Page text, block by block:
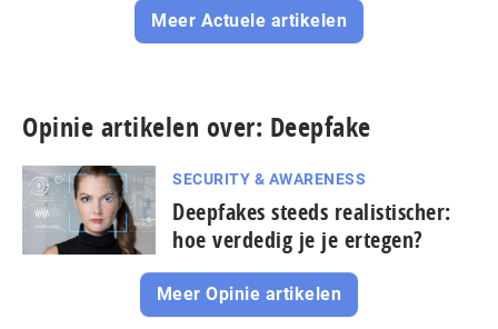
Meer Actuele artikelen
Opinie artikelen over: Deepfake
SECURITY & AWARENESS
Deepfakes steeds re­a­lis­ti­scher:
hoe verdedig je je ertegen?
Meer Opinie artikelen